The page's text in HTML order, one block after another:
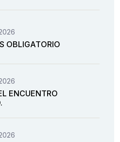
OBLIGATORIO
ENCUENTRO